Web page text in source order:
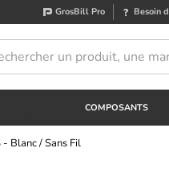
GrosBill Pro Besoin
COMPOSANTS
Blanc / Sans Fil